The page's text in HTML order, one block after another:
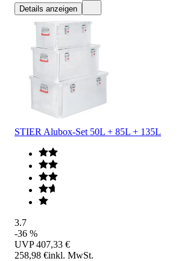
Details anzeigen
STIER Alubox-Set 50L + 85L + 135L
3.7
-36 %
UVP 407,33 €
258,98 €inkl. MwSt.